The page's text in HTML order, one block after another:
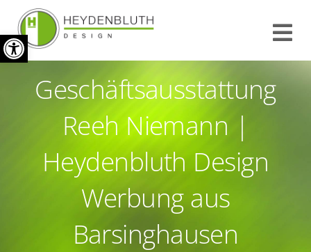
Werkzeugleiste öffnen
Zum
Inhalt
springen
START
REFERENZEN
Geschäftsausstattung
Reeh Niemann |
Heydenbluth Design
Werbung aus
Barsinghausen